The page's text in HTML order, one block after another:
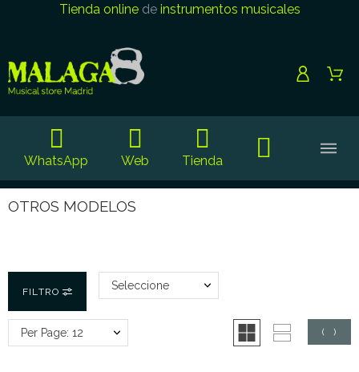
Tienda onlinede instrumentos musicales
WhatsApp Web Tienda
OTROS MODELOS
FILTRO Seleccione
( )
Per Page: 12